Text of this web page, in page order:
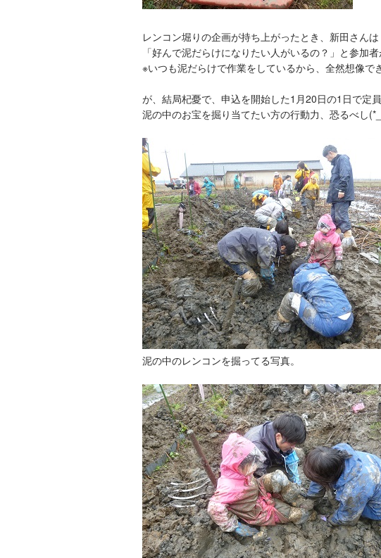
レンコン堀りの企画が持ち上がったとき、新田さんは
「好んで泥だらけになりたい人がいるの？」と参加者
※いつも泥だらけで作業をしているから、全然想像で
が、結局杞憂で、申込を開始した1月20日の1日で定員
泥の中のお宝を掘り当てたい方の行動力、恐るべし
泥の中のレンコンを掘ってる写真。